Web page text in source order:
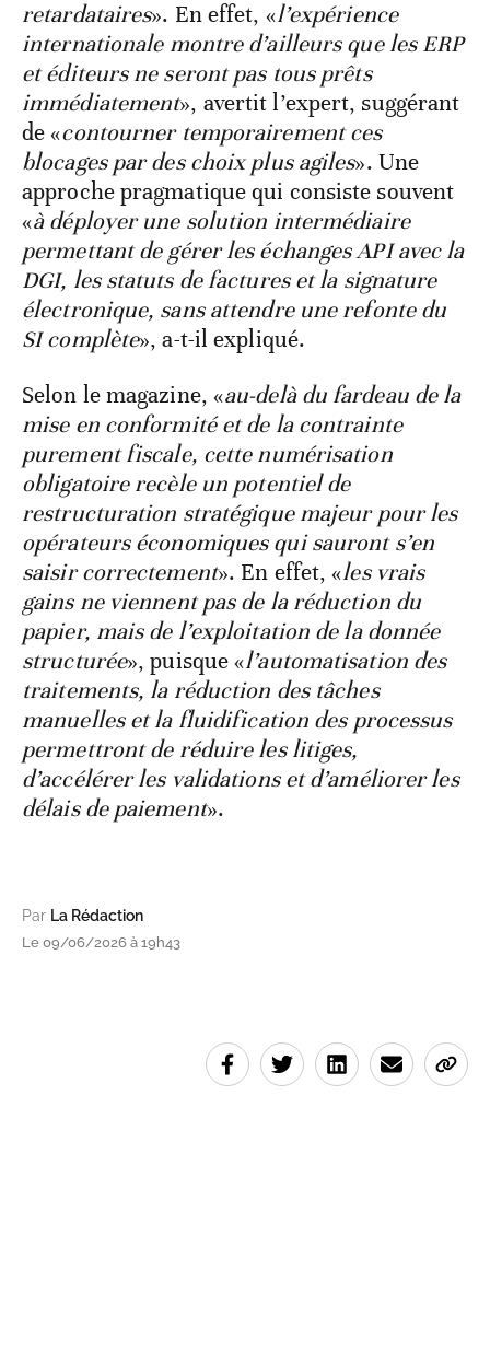
retardataires». En effet, «l’expérience
internationale montre d’ailleurs que les ERP
et éditeurs ne seront pas tous prêts
immédiatement», avertit l’expert, suggérant
de «contourner temporairement ces
blocages par des choix plus agiles». Une
approche pragmatique qui consiste souvent
«à déployer une solution intermédiaire
permettant de gérer les échanges API avec la
DGI, les statuts de factures et la signature
électronique, sans attendre une refonte du
SI complète», a-t-il expliqué.
Selon le magazine, «au-delà du fardeau de la
mise en conformité et de la contrainte
purement fiscale, cette numérisation
obligatoire recèle un potentiel de
restructuration stratégique majeur pour les
opérateurs économiques qui sauront s’en
saisir correctement». En effet, «les vrais
gains ne viennent pas de la réduction du
papier, mais de l’exploitation de la donnée
structurée», puisque «l’automatisation des
traitements, la réduction des tâches
manuelles et la fluidification des processus
permettront de réduire les litiges,
d’accélérer les validations et d’améliorer les
délais de paiement».
Par La Rédaction
Le 09/06/2026 à 19h43